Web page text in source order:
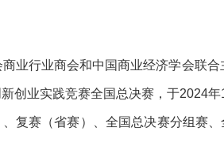
业行业商会和中国商业经济学会联
创业实践竞赛全国总决赛，于2024年
复赛（省赛）、全国总决赛分组赛